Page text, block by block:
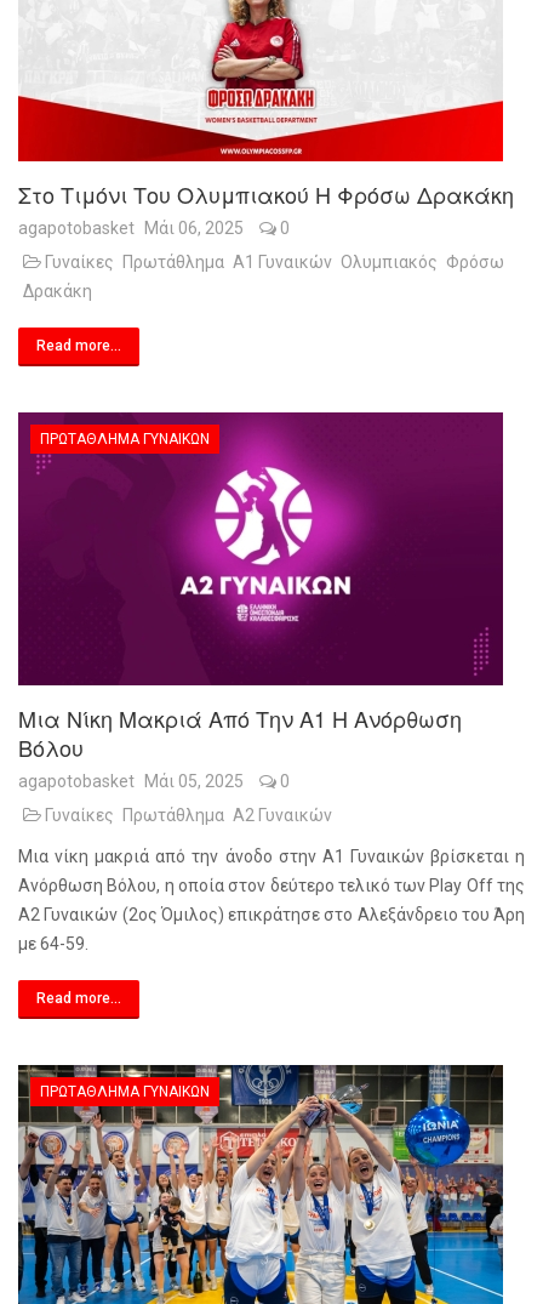
Στο Τιμόνι Του Ολυμπιακού Η Φρόσω Δρακάκη
agapotobasket Μάι 06, 2025
0
Γυναίκες
Πρωτάθλημα Α1 Γυναικών Ολυμπιακός Φρόσω
Δρακάκη
Read more...
ΠΡΩΤΆΘΛΗΜΑ ΓΥΝΑΙΚΏΝ
Μια Νίκη Μακριά Από Την Α1 Η Ανόρθωση
Βόλου
agapotobasket Μάι 05, 2025
0
Γυναίκες
Πρωτάθλημα Α2 Γυναικών
Μια νίκη μακριά από την άνοδο στην Α1 Γυναικών βρίσκεται η
Ανόρθωση Βόλου, η οποία στον δεύτερο τελικό των Play Off της
Α2 Γυναικών (2ος Όμιλος) επικράτησε στο Αλεξάνδρειο του Άρη
με 64-59.
Read more...
ΠΡΩΤΆΘΛΗΜΑ ΓΥΝΑΙΚΏΝ